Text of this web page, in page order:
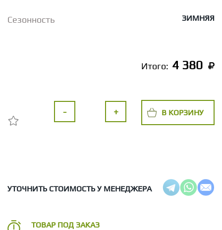
Сезонность ЗИМНЯЯ
Итого: 4 380
- + В КОРЗИНУ
УТОЧНИТЬ СТОИМОСТЬ У МЕНЕДЖЕРА
ТОВАР ПОД ЗАКАЗ